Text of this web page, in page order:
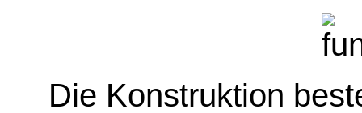
Die Konstruktion